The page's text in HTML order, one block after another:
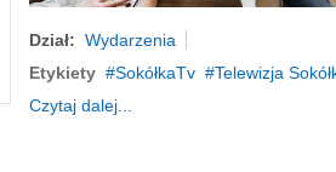
Dział: Wydarzenia
Etykiety
SokółkaTv Telewizja
Czytaj dalej...